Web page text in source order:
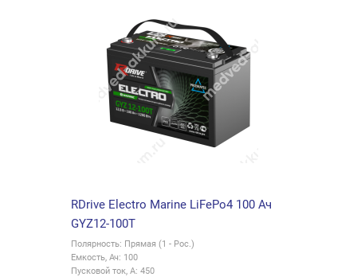
RDrive Electro Marine LiFePo4 100 Ач
GYZ12-100T
Полярность: Прямая (1 - Рос.)
Емкость, Ач: 100
Пусковой ток, А: 450